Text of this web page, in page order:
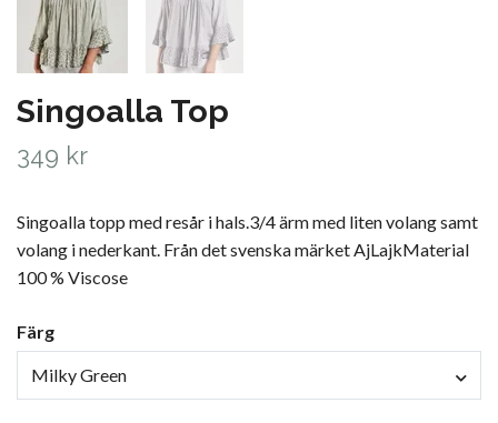
Singoalla Top
349 kr
Singoalla topp med resår i hals.3/4 ärm med liten volang samt
volang i nederkant. Från det svenska märket AjLajkMaterial
100 % Viscose
Färg
Milky Green